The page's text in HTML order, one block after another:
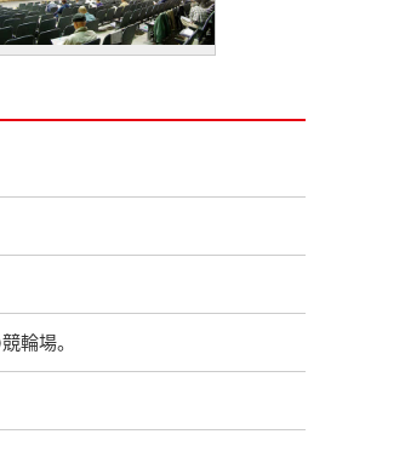
輪場。